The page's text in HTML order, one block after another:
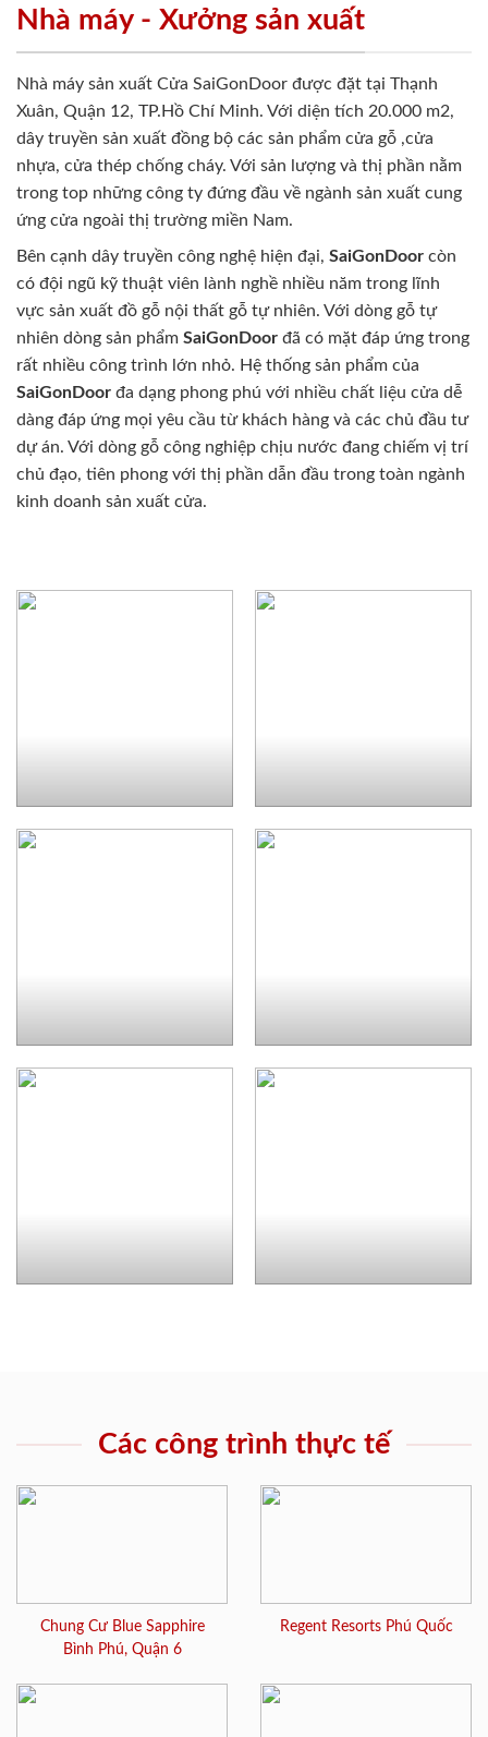
Nhà máy - Xưởng sản xuất
Nhà máy sản xuất Cửa SaiGonDoor được đặt tại Thạnh
Xuân, Quận 12, TP.Hồ Chí Minh. Với diện tích 20.000 m2,
dây truyền sản xuất đồng bộ các sản phẩm cửa gỗ ,cửa
nhựa, cửa thép chống cháy. Với sản lượng và thị phần nằm
trong top những công ty đứng đầu về ngành sản xuất cung
ứng cửa ngoài thị trường miền Nam.
Bên cạnh dây truyền công nghệ hiện đại, SaiGonDoor còn
có đội ngũ kỹ thuật viên lành nghề nhiều năm trong lĩnh
vực sản xuất đồ gỗ nội thất gỗ tự nhiên. Với dòng gỗ tự
nhiên dòng sản phẩm SaiGonDoor đã có mặt đáp ứng trong
rất nhiều công trình lớn nhỏ. Hệ thống sản phẩm của
SaiGonDoor đa dạng phong phú với nhiều chất liệu cửa dễ
dàng đáp ứng mọi yêu cầu từ khách hàng và các chủ đầu tư
dự án. Với dòng gỗ công nghiệp chịu nước đang chiếm vị trí
chủ đạo, tiên phong với thị phần dẫn đầu trong toàn ngành
kinh doanh sản xuất cửa.
Các công trình thực tế
Chung Cư Blue Sapphire
Bình Phú, Quận 6
Regent Resorts Phú Quốc